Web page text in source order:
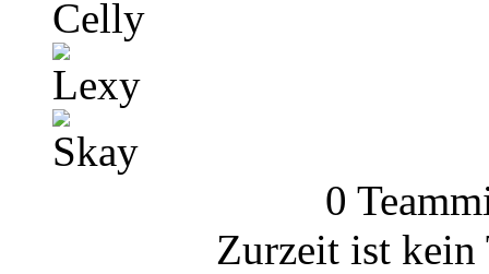
Celly
Lexy
Skay
0
Zurzeit ist